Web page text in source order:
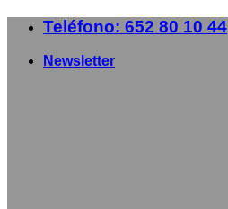
Saltar
contenido
Teléfono: 652 80 10 44
Newsletter